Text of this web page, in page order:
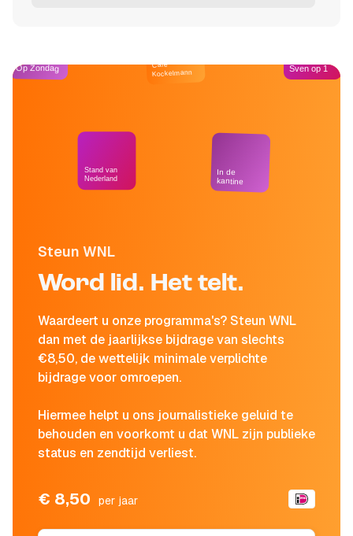
Steun WNL
Word lid. Het telt.
Waardeert u onze programma's? Steun WNL
dan met de jaarlijkse bijdrage van slechts
€8,50, de wettelijk minimale verplichte
bijdrage voor omroepen.
Hiermee helpt u ons journalistieke geluid te
behouden en voorkomt u dat WNL zijn publieke
status en zendtijd verliest.
€ 8,50 per jaar
Op Zondag
Stand van
Nederland
Café
Kockelmann
In de
kantine
Sven op 1